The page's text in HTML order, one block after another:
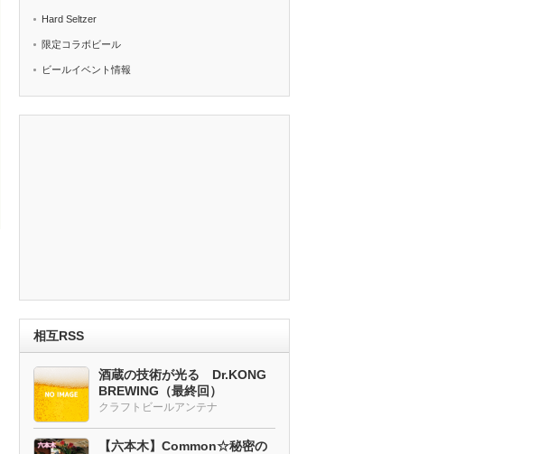
Hard Seltzer
限定コラボビール
ビールイベント情報
相互RSS
酒蔵の技術が光る Dr.KONG
BREWING（最終回）
クラフトビールアンテナ
【六本木】Common☆秘密の